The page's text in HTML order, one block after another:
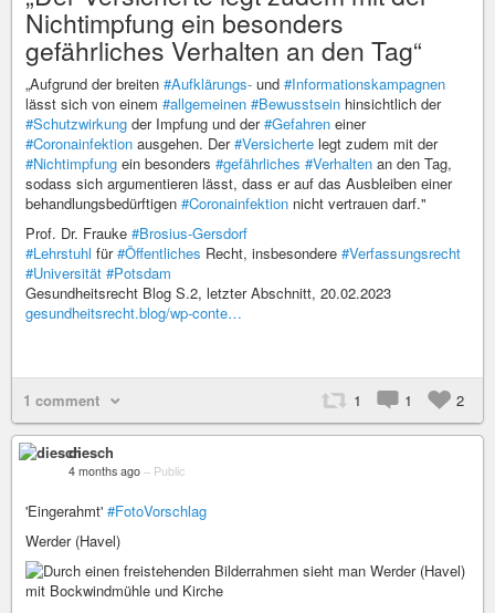
Nichtimpfung ein besonders
gefährliches Verhalten an den Tag“
„Aufgrund der breiten #Aufklärungs- und #Informationskampagnen
lässt sich von einem #allgemeinen #Bewusstsein hinsichtlich der
#Schutzwirkung der Impfung und der#Gefahren einer
#Coronainfektion ausgehen. Der#Versicherte legt zudem mit der
#Nichtimpfung ein besonders #gefährliches #Verhalten an den Tag,
sodass sich argumentieren lässt, dass er auf das Ausbleiben einer
behandlungsbedürftigen #Coronainfektion nicht vertrauen darf."
Prof. Dr. Frauke #Brosius-Gersdorf
#Lehrstuhl für#Öffentliches Recht, insbesondere #Verfassungsrecht
#Universität #Potsdam
Gesundheitsrecht Blog S.2, letzter Abschnitt, 20.02.2023
gesundheitsrecht.blog/wp-conte…
1 comment 1 1 2
diesch
4 months ago – Public
'Eingerahmt' #FotoVorschlag
Werder (Havel)